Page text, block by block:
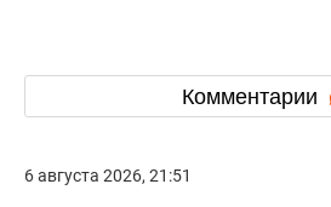
Комментарии
6 августа 2026, 21:51